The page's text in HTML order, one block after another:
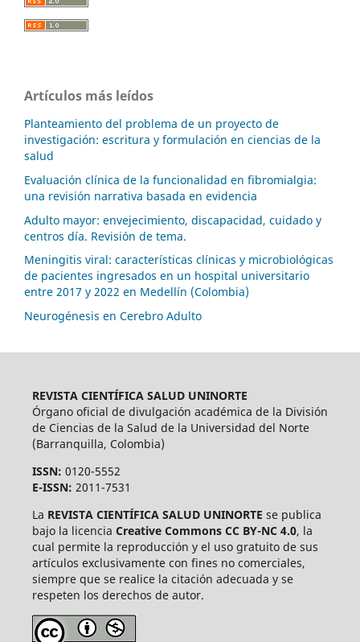
Artículos más leídos
Planteamiento del problema de un proyecto de
investigación: escritura y formulación en ciencias de la
salud
Evaluación clínica de la funcionalidad en fibromialgia:
una revisión narrativa basada en evidencia
Adulto mayor: envejecimiento, discapacidad, cuidado y
centros día. Revisión de tema.
Meningitis viral: características clínicas y microbiológicas
de pacientes ingresados en un hospital universitario
entre 2017 y 2022 en Medellín (Colombia)
Neurogénesis en Cerebro Adulto
REVISTA CIENTÍFICA SALUD UNINORTE
Órgano oficial de divulgación académica de la División
de Ciencias de la Salud de la Universidad del Norte
(Barranquilla, Colombia)
ISSN: 0120-5552
E-ISSN: 2011-7531
La REVISTA CIENTÍFICA SALUD UNINORTE se publica
bajo la licencia Creative Commons CC BY-NC 4.0, la
cual permite la reproducción y el uso gratuito de sus
artículos exclusivamente con fines no comerciales,
siempre que se realice la citación adecuada y se
respeten los derechos de autor.